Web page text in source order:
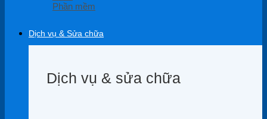
Phần mềm
Dịch vụ & Sửa chữa
Dịch vụ & sửa chữa